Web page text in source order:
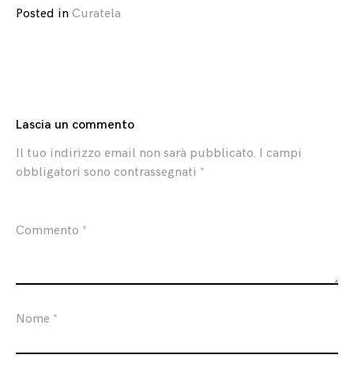
Posted in Curatela
Lascia un commento
Il tuo indirizzo email non sarà pubblicato. I campi
obbligatori sono contrassegnati *
Commento *
Nome *